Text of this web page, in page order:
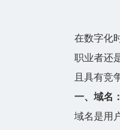
在数字化
职业者还
且具有竞
一、域名
域名是用